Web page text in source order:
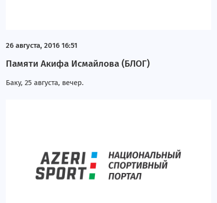
26 августа, 2016 16:51
Памяти Акифа Исмайлова (БЛОГ)
Баку, 25 августа, вечер.